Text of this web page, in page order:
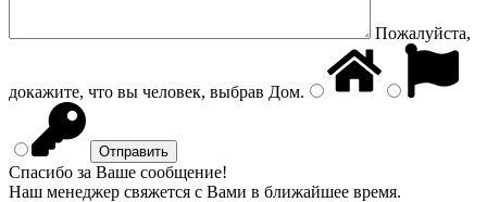
Пожалуйста,
докажите, что вы человек, выбрав Дом.
Спасибо за Ваше сообщение!
Наш менеджер свяжется с Вами в ближайшее время.